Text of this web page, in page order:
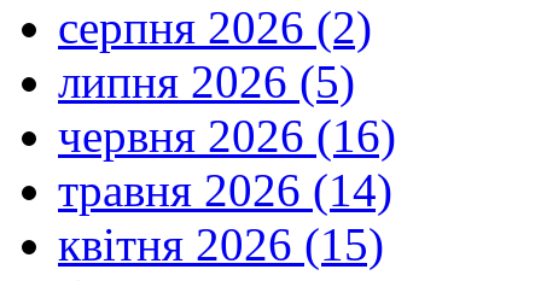
серпня 2026 (2)
липня 2026 (5)
червня 2026 (16)
травня 2026 (14)
квітня 2026 (15)